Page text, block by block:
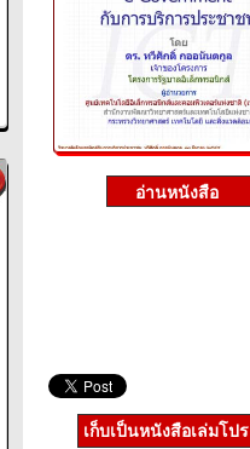
เก็บเป็นหนังสือเล่มโป